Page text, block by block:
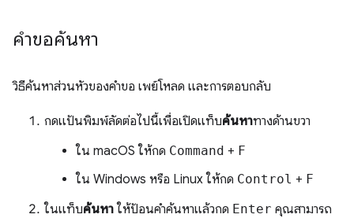
คำขอค้นหา
วิธีค้นหาส่วนหัวของคำขอ เพย์โหลด และการตอบกลับ
กดแป้นพิมพ์ลัดต่อไปนี้เพื่อเปิดแท็บค้นหาทางด้านขวา
ใน macOS ให้กด Command + F
ใน Windows หรือ Linux ให้กด Control + F
ในแท็บค้นหาให้ป้อนคำค้นหาแล้วกด Enter คุณสามารถ